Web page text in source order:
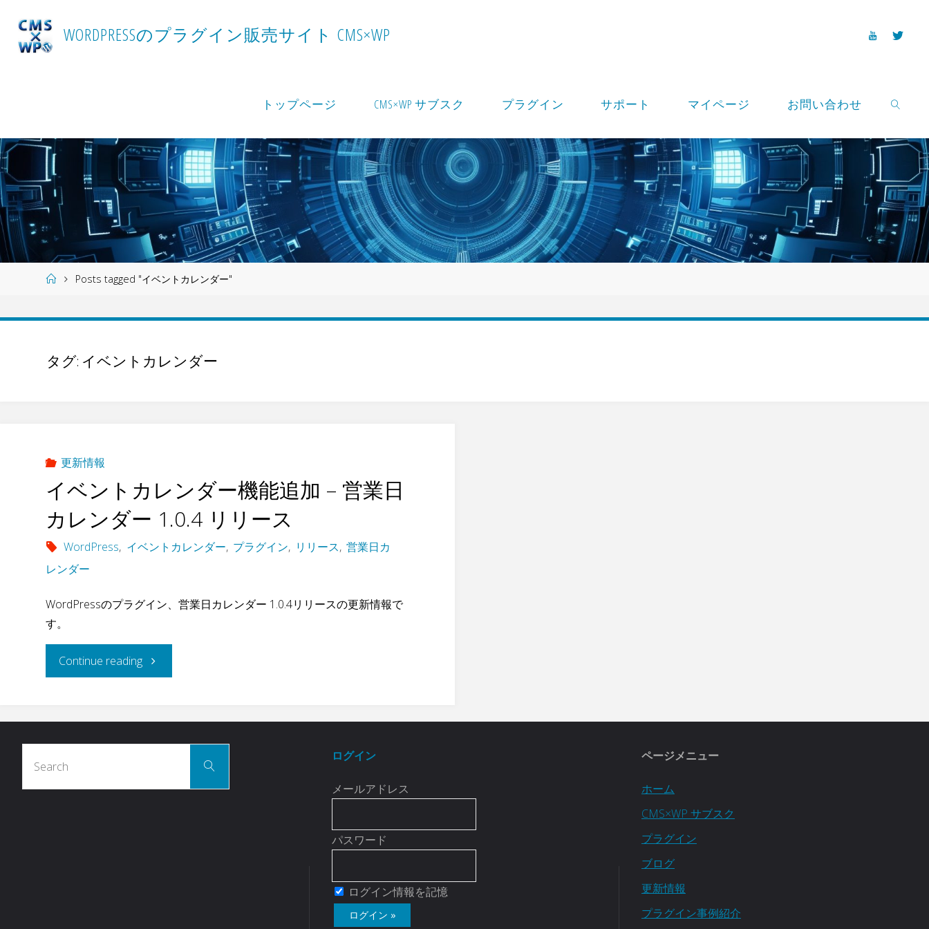
content
WORDPRESSのプラ グイ ン販売サイ ト CMS×WP
トップページ CMS×WP サブスク プラグイン サポート マイページ お問い合わせ
SEARCH
HomePosts tagged "イベントカレンダー"
タグ: イベントカレンダー
更新情報
イベントカレンダー機能追加 – 営業日
カレンダー 1.0.4 リリース
WordPress, イベントカレンダー, プラグイン, リリース, 営業日カ
レンダー
WordPressのプラグイン、営業日カレンダー 1.0.4リリースの更新情報で
す。
Continue reading"イ
ン
カ
Search
ログイン
メールアドレス
パスワード
ログイン情報を記憶
ページメニュー
ホーム
CMS×WP サブスク
プラグイン
ブログ
更新情報
プラグイン事例紹介